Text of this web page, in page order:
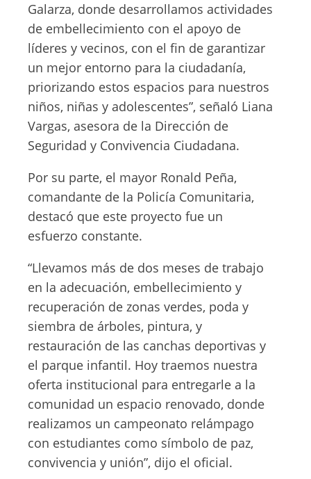
Galarza, donde desarrollamos actividades
de embellecimiento con el apoyo de
líderes y vecinos, con el fin de garantizar
un mejor entorno para la ciudadanía,
priorizando estos espacios para nuestros
niños, niñas y adolescentes”, señaló Liana
Vargas, asesora de la Dirección de
Seguridad y Convivencia Ciudadana.
Por su parte, el mayor Ronald Peña,
comandante de la Policía Comunitaria,
destacó que este proyecto fue un
esfuerzo constante.
“Llevamos más de dos meses de trabajo
en la adecuación, embellecimiento y
recuperación de zonas verdes, poda y
siembra de árboles, pintura, y
restauración de las canchas deportivas y
el parque infantil. Hoy traemos nuestra
oferta institucional para entregarle a la
comunidad un espacio renovado, donde
realizamos un campeonato relámpago
con estudiantes como símbolo de paz,
convivencia y unión”, dijo el oficial.